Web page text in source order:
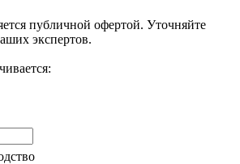
публичной офертой. Уточняйте
экспертов.